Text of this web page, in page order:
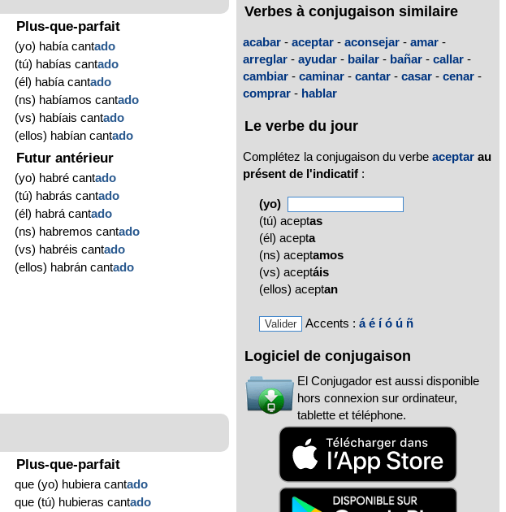
Plus-que-parfait
(yo) había cantado
(tú) habías cantado
(él) había cantado
(ns) habíamos cantado
(vs) habíais cantado
(ellos) habían cantado
Futur antérieur
(yo) habré cantado
(tú) habrás cantado
(él) habrá cantado
(ns) habremos cantado
(vs) habréis cantado
(ellos) habrán cantado
Plus-que-parfait
que (yo) hubiera cantado
que (tú) hubieras cantado
Verbes à conjugaison similaire
acabar - aceptar - aconsejar - amar -
arreglar - ayudar - bailar - bañar - callar -
cambiar - caminar - cantar - casar - cenar -
comprar - hablar
Le verbe du jour
Complétez la conjugaison du verbe aceptar au
présent de l'indicatif :
(yo)
(tú) aceptas
(él) acepta
(ns) aceptamos
(vs) aceptáis
(ellos) aceptan
Accents : á é í ó ú ñ
Logiciel de conjugaison
El Conjugador est aussi disponible
hors connexion sur ordinateur,
tablette et téléphone.